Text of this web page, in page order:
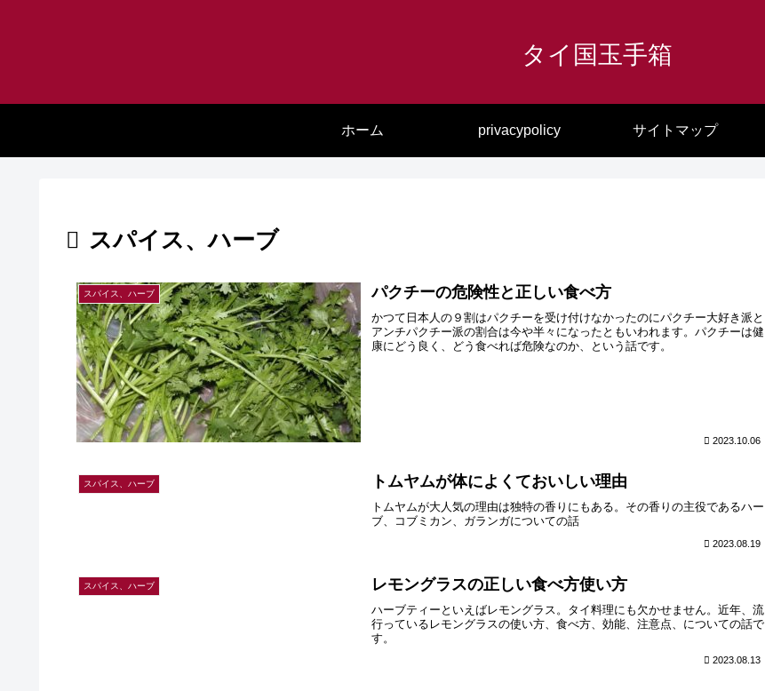
タイ国玉手箱
ホーム privacypolicy サイトマップ
スパイス、ハーブ
スパイス、ハーブ パクチーの危険性と正しい食べ方
かつて日本人の９割はパクチーを受け付けなかったのにパクチー大好き派と
アンチパクチー派の割合は今や半々になったともいわれます。パクチーは健
康にどう良く、どう食べれば危険なのか、という話です。
2023.10.06
スパイス、ハーブ トムヤムが体によくておいしい理由
トムヤムが大人気の理由は独特の香りにもある。その香りの主役であるハー
ブ、コブミカン、ガランガについての話
2023.08.19
スパイス、ハーブ レモングラスの正しい食べ方使い方
ハーブティーといえばレモングラス。タイ料理にも欠かせません。近年、流
行っているレモングラスの使い方、食べ方、効能、注意点、についての話で
す。
2023.08.13